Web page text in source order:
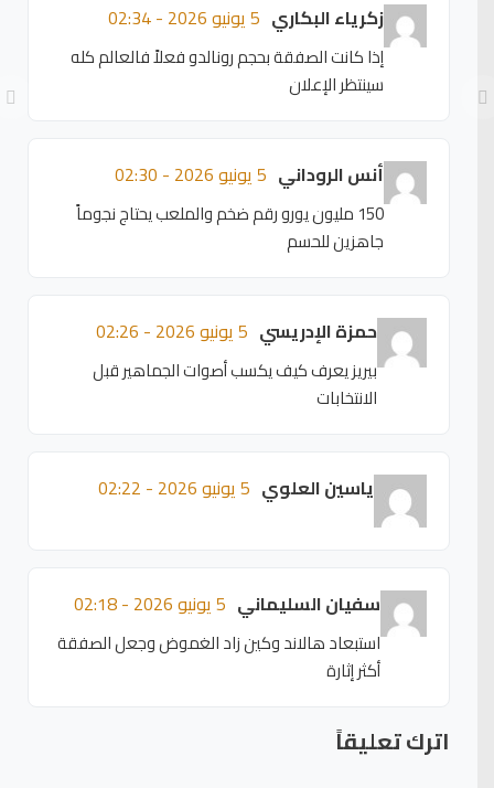
زكرياء البكاري 5 يونيو 2026 - 02:34
إذا كانت الصفقة بحجم رونالدو فعلاً فالعالم كله
سينتظر الإعلان
أنس الروداني 5 يونيو 2026 - 02:30
150 مليون يورو رقم ضخم والملعب يحتاج نجوماً
جاهزين للحسم
حمزة الإدريسي 5 يونيو 2026 - 02:26
بيريز يعرف كيف يكسب أصوات الجماهير قبل
الانتخابات
ياسين العلوي 5 يونيو 2026 - 02:22
سفيان السليماني 5 يونيو 2026 - 02:18
استبعاد هالاند وكين زاد الغموض وجعل الصفقة
أكثر إثارة
اترك تعليقاً